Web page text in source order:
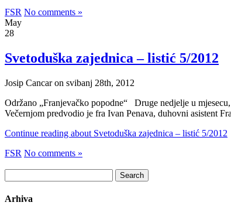
FSR No comments »
May
28
Svetoduška zajednica – listić 5/2012
Josip Cancar on svibanj 28th, 2012
Održano „Franjevačko popodne“ Druge nedjelje u
Večernjom predvodio je fra Ivan Penava, duhovni asistent
Continue reading about Svetoduška zajednica – listić 5/2012
FSR No comments »
for:
Arhiva